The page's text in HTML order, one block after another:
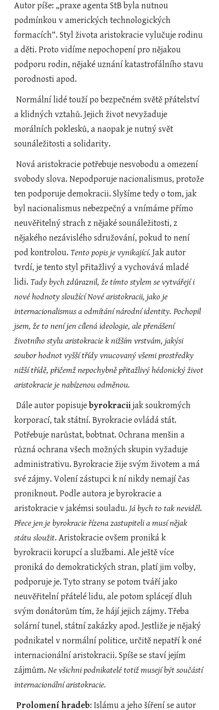
Autor píše: „praxe agenta StB byla nutnou
podmínkou v amerických technologických
formacích“. Styl života aristokracie vylučuje rodinu
a děti. Proto vidíme nepochopení pro nějakou
podporu rodin, nějaké uznání katastrofálního stavu
porodnosti apod.
Normální lidé touží po bezpečném světě přátelství
a klidných vztahů. Jejich život nevyžaduje
morálních poklesků, a naopak je nutný svět
sounáležitosti a solidarity.
Nová aristokracie potřebuje nesvobodu a omezení
svobody slova. Nepodporuje nacionalismus, protože
ten podporuje demokracii. Slyšíme tedy o tom, jak
byl nacionalismus nebezpečný a vnímáme přímo
neuvěřitelný strach z nějaké sounáležitosti, z
nějakého nezávislého sdružování, pokud to není
pod kontrolou. Tento popis je vynikající. Jak autor
tvrdí, je tento styl přitažlivý a vychovává mladé
lidi. Tady bych zdůraznil, že tímto stylem se vytvářejí i
nové hodnoty sloužící Nové aristokracii, jako je
internacionalismus a odmítání národní identity. Pochopil
jsem, že to není jen cílená ideologie, ale přenášení
životního stylu aristokracie k nižším vrstvám, jakýsi
soubor hodnot vyšší třídy vnucovaný všemi prostředky
nižší třídě, přičemž nepochybně přitažlivý hédonický život
aristokracie je nabízenou odměnou.
Dále autor popisuje byrokracii jak soukromých
korporací, tak státní. Byrokracie ovládá stát.
Potřebuje narůstat, bobtnat. Ochrana menšin a
různá ochrana všech možných skupin vyžaduje
administrativu. Byrokracie žije svým životem a má
své zájmy. Volení zástupci k ní nikdy nemají čas
proniknout. Podle autora je byrokracie a
aristokracie v jakémsi souladu. Já bych to tak neviděl
Přece jen je byrokracie řízena zastupiteli a musí nějak
státu sloužit. Aristokracie ovšem proniká k
byrokracii korupcí a službami. Ale ještě více
proniká do demokratických stran, platí jim volby,
podporuje je. Tyto strany se potom tváří jako
neuvěřitelní přátelé lidu, ale potom splácejí dluh
svým donátorům tím, že hájí jejich zájmy. Třeba
solární tunel, státní zakázky apod. Jestliže je nějaký
podnikatel v normální politice, určitě nepatří k oné
internacionální aristokracii. Spíše se staví jejím
zájmům. Ne všichni podnikatelé totiž musejí být součástí
internacionální aristokracie.
Prolomení hradeb: Islámu a jeho šíření se autor